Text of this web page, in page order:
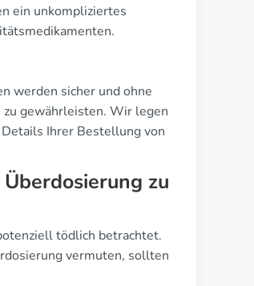
ein unkompliziertes
werden sicher und ohne
zu gewährleisten. Wir legen
Ihrer Bestellung von
zu
tödlich betrachtet.
vermuten, sollten